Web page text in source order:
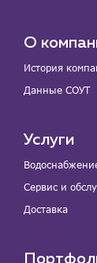
О
История
Данные СОУТ
Услуги
Сервис и
Доставка